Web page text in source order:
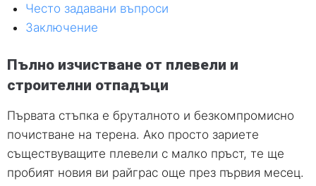
Често задавани въпроси
Заключение
Пълно изчистване от плевели и
строителни отпадъци
Първата стъпка е бруталното и безкомпромисно
почистване на терена. Ако просто зариете
съществуващите плевели с малко пръст, те ще
пробият новия ви райграс още през първия месец.